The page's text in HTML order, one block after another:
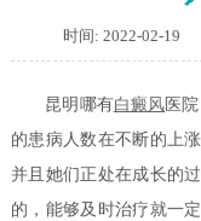
时间: 2022-02-19
昆明哪有白癜风 医
的患病人数在不断的上
并且她们正处在成长的
的，能够及时治疗就一